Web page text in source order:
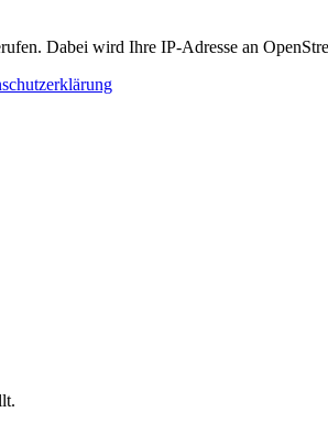
Dabei wird Ihre IP-Adresse an